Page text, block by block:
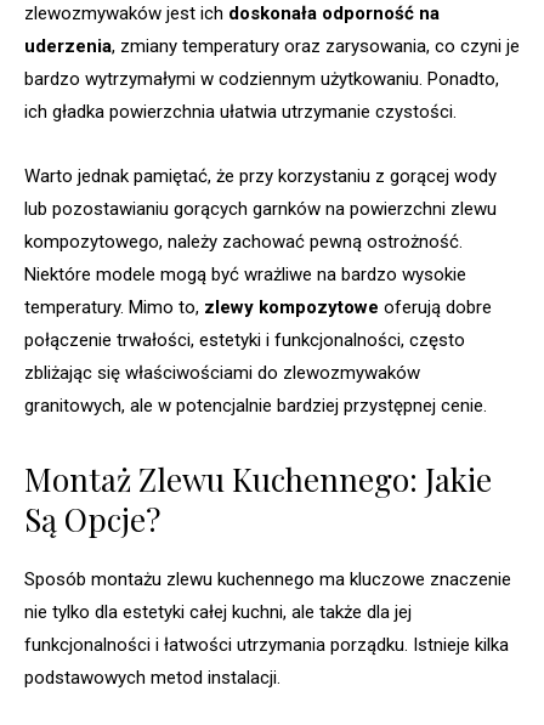
zlewozmywaków jest ich doskonała odporność na
uderzenia, zmiany temperatury oraz zarysowania, co czyni je
bardzo wytrzymałymi w codziennym użytkowaniu. Ponadto,
ich gładka powierzchnia ułatwia utrzymanie czystości.
Warto jednak pamiętać, że przy korzystaniu z gorącej wody
lub pozostawianiu gorących garnków na powierzchni zlewu
kompozytowego, należy zachować pewną ostrożność.
Niektóre modele mogą być wrażliwe na bardzo wysokie
temperatury. Mimo to, zlewy kompozytowe oferują dobre
połączenie trwałości, estetyki i funkcjonalności, często
zbliżając się właściwościami do zlewozmywaków
granitowych, ale w potencjalnie bardziej przystępnej cenie.
Montaż Zlewu Kuchennego: Jakie
Są Opcje?
Sposób montażu zlewu kuchennego ma kluczowe znaczenie
nie tylko dla estetyki całej kuchni, ale także dla jej
funkcjonalności i łatwości utrzymania porządku. Istnieje kilka
podstawowych metod instalacji.